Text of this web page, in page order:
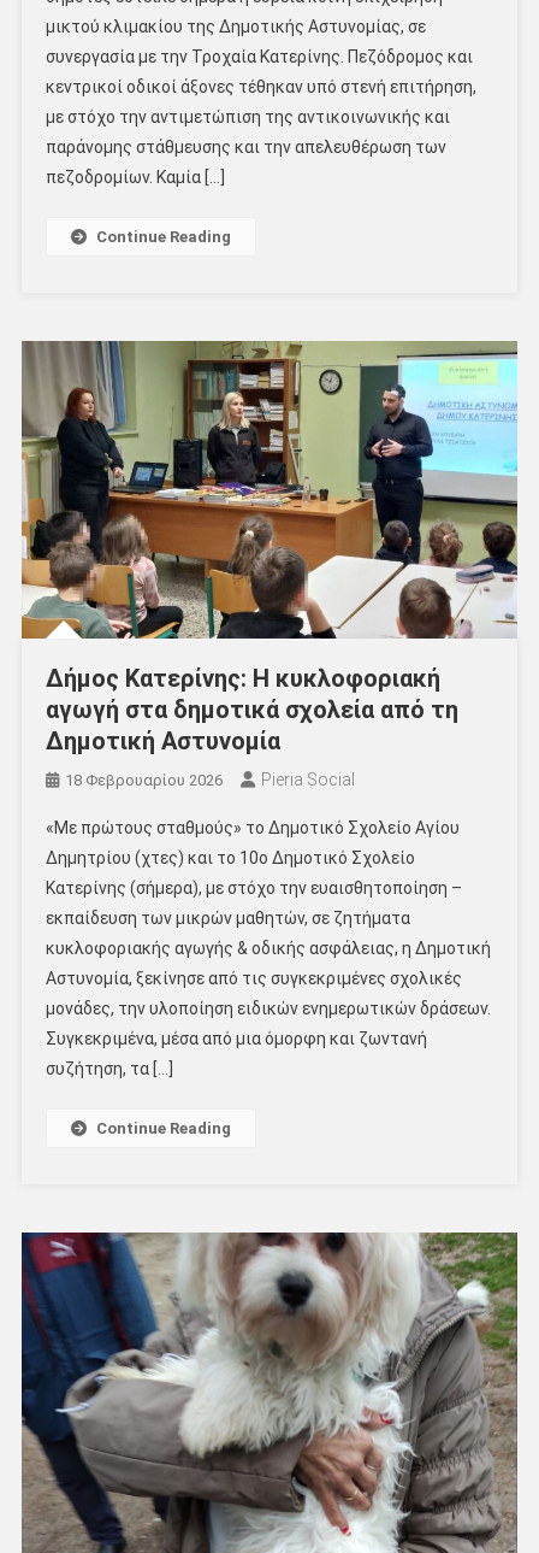
μικτού κλιμακίου της Δημοτικής Αστυνομίας, σε
συνεργασία με την Τροχαία Κατερίνης. Πεζόδρομος και
κεντρικοί οδικοί άξονες τέθηκαν υπό στενή επιτήρηση,
με στόχο την αντιμετώπιση της αντικοινωνικής και
παράνομης στάθμευσης και την απελευθέρωση των
πεζοδρομίων. Καμία […]
Continue Reading
Δήμος Κατερίνης: Η κυκλοφοριακή
αγωγή στα δημοτικά σχολεία από τη
Δημοτική Αστυνομία
18 Φεβρουαρίου 2026 Pieria Social
«Με πρώτους σταθμούς» το Δημοτικό Σχολείο Αγίου
Δημητρίου (χτες) και το 10ο Δημοτικό Σχολείο
Κατερίνης (σήμερα), με στόχο την ευαισθητοποίηση –
εκπαίδευση των μικρών μαθητών, σε ζητήματα
κυκλοφοριακής αγωγής & οδικής ασφάλειας, η Δημοτική
Αστυνομία, ξεκίνησε από τις συγκεκριμένες σχολικές
μονάδες, την υλοποίηση ειδικών ενημερωτικών δράσεων.
Συγκεκριμένα, μέσα από μια όμορφη και ζωντανή
συζήτηση, τα […]
Continue Reading